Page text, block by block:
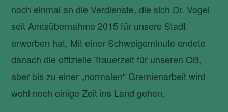
noch einmal an die Verdienste, die sich Dr. Vogel
seit Amtsübernahme 2015 für unsere Stadt
erworben hat. Mit einer Schweigeminute endete
danach die offizielle Trauerzeit für unseren OB,
aber bis zu einer „normalen“ Gremienarbeit wird
wohl noch einige Zeit ins Land gehen.